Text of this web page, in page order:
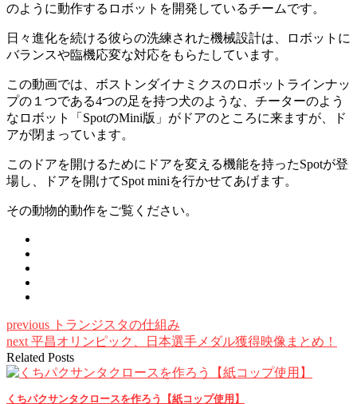
のように動作するロボットを開発しているチームです。
日々進化を続ける彼らの洗練された機械設計は、ロボットに
バランスや臨機応変な対応をもらたしています。
この動画では、ボストンダイナミクスのロボットラインナッ
プの１つである4つの足を持つ犬のような、チーターのよう
なロボット「SpotのMini版」がドアのところに来ますが、ド
アが閉まっています。
このドアを開けるためにドアを変える機能を持ったSpotが登
場し、ドアを開けてSpot miniを行かせてあげます。
その動物的動作をご覧ください。
previous トランジスタの仕組み
next 平昌オリンピック、日本選手メダル獲得映像まとめ！
Related Posts
くちパクサンタクロースを作ろう【紙コップ使用】